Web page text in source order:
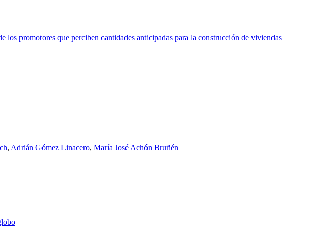
promotores que perciben cantidades anticipadas para la construcción de viviendas
, Adrián Gómez Linacero, María José Achón Bruñén